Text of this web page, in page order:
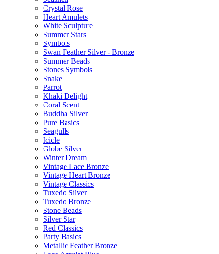
Crystal Rose
Heart Amulets
White Sculpture
Summer Stars
Symbols
Swan Feather Silver - Bronze
Summer Beads
Stones Symbols
Snake
Parrot
Khaki Delight
Coral Scent
Buddha Silver
Pure Basics
Seagulls
Icicle
Globe Silver
Winter Dream
Vintage Lace Bronze
Vintage Heart Bronze
Vintage Classics
Tuxedo Silver
Tuxedo Bronze
Stone Beads
Silver Star
Red Classics
Party Basics
Metallic Feather Bronze